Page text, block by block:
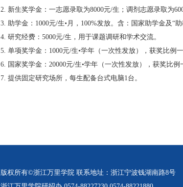
2. 新生奖学金：一志愿录取为8000元/生；调剂志愿录取为
3. 助学金：1000元/生•月，100%发放。含：国家助学金及“
4. 研究经费：5000元/生，用于课题调研和学术交流。
5. 单项奖学金：1000元/生•学年（一次性发放），获奖比
6. 国家奖学金：20000元/生•学年（一次性发放），获奖比
7. 提供固定研究场所，每生配备台式电脑1台。
版权所有©浙江万里学院 联系地址：浙江宁波钱湖南路8号